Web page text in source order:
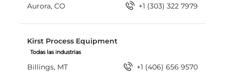
Aurora, CO +1 (303) 322 7979
Kirst Process Equipment
Todas las industrias
Billings, MT +1 (406) 656 9570